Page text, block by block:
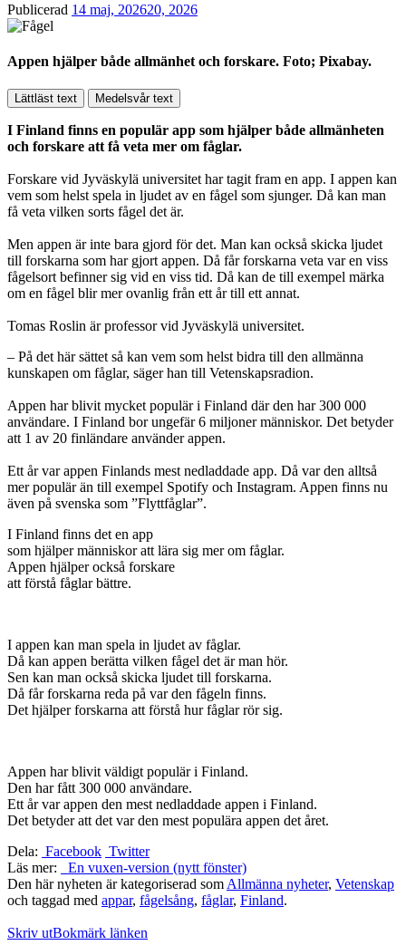
Publicerad 14 maj, 202620, 2026
Appen hjälper både allmänhet och forskare. Foto; Pixabay.
Lättläst text Medelsvår text
I Finland finns en populär app som hjälper både allmänheten
och forskare att få veta mer om fåglar.
Forskare vid Jyväskylä universitet har tagit fram en app. I appen kan
vem som helst spela in ljudet av en fågel som sjunger. Då kan man
få veta vilken sorts fågel det är.
Men appen är inte bara gjord för det. Man kan också skicka ljudet
till forskarna som har gjort appen. Då får forskarna veta var en viss
fågelsort befinner sig vid en viss tid. Då kan de till exempel märka
om en fågel blir mer ovanlig från ett år till ett annat.
Tomas Roslin är professor vid Jyväskylä universitet.
– På det här sättet så kan vem som helst bidra till den allmänna
kunskapen om fåglar, säger han till Vetenskapsradion.
Appen har blivit mycket populär i Finland där den har 300 000
användare. I Finland bor ungefär 6 miljoner människor. Det betyder
att 1 av 20 finländare använder appen.
Ett år var appen Finlands mest nedladdade app. Då var den alltså
mer populär än till exempel Spotify och Instagram. Appen finns nu
även på svenska som ”Flyttfåglar”.
I Finland finns det en app
som hjälper människor att lära sig mer om fåglar.
Appen hjälper också forskare
att förstå fåglar bättre.
I appen kan man spela in ljudet av fåglar.
Då kan appen berätta vilken fågel det är man hör.
Sen kan man också skicka ljudet till forskarna.
Då får forskarna reda på var den fågeln finns.
Det hjälper forskarna att förstå hur fåglar rör sig.
Appen har blivit väldigt populär i Finland.
Den har fått 300 000 användare.
Ett år var appen den mest nedladdade appen i Finland.
Det betyder att det var den mest populära appen det året.
Dela: Facebook Twitter
Läs mer:
En vuxen-version (nytt fönster)
Den här nyheten är kategoriserad som Allmänna nyheter, Vetenskap
och taggad med appar, fågelsång, fåglar, Finland.
Skriv utBokmärk länken